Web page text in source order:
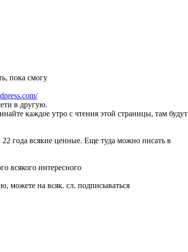
пока смогу
в другую.
каждое утро с чтения этой страницы, там будут
года всякие ценные. Еще туда можно писать в
всякого интересного
можете на всяк. сл. подписываться